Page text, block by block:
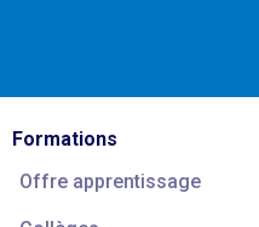
Formations
Offre apprentissage